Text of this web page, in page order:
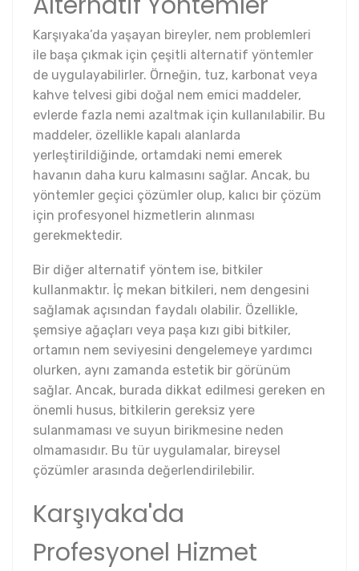
Karşıyaka’da yaşayan bireyler, nem problemleri
ile başa çıkmak için çeşitli alternatif yöntemler
de uygulayabilirler. Örneğin, tuz, karbonat veya
kahve telvesi gibi doğal nem emici maddeler,
evlerde fazla nemi azaltmak için kullanılabilir. Bu
maddeler, özellikle kapalı alanlarda
yerleştirildiğinde, ortamdaki nemi emerek
havanın daha kuru kalmasını sağlar. Ancak, bu
yöntemler geçici çözümler olup, kalıcı bir çözüm
için profesyonel hizmetlerin alınması
gerekmektedir.
Bir diğer alternatif yöntem ise, bitkiler
kullanmaktır. İç mekan bitkileri, nem dengesini
sağlamak açısından faydalı olabilir. Özellikle,
şemsiye ağaçları veya paşa kızı gibi bitkiler,
ortamın nem seviyesini dengelemeye yardımcı
olurken, aynı zamanda estetik bir görünüm
sağlar. Ancak, burada dikkat edilmesi gereken en
önemli husus, bitkilerin gereksiz yere
sulanmaması ve suyun birikmesine neden
olmamasıdır. Bu tür uygulamalar, bireysel
çözümler arasında değerlendirilebilir.
Karşıyaka'da
Profesyonel Hizmet